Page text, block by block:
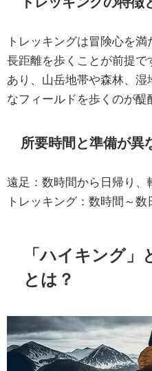
トレッキングは冒険心を
長距離を歩くことが前提で
あり、山岳地帯や森林、
なフィールドを歩くのが醍
所要時間と準備が異
遠足：数時間から日帰り、
トレッキング：数時間～
「ハイキング」
とは？